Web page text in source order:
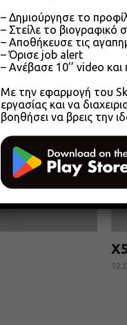
– Δημιούργησε το
– Στείλε το βιογραφικό
– Αποθήκευσε τις
– Όρισε job alert
– Ανέβασε 10’’ video
Με την εφαρμογή του
εργασίας και να
βοηθήσει να βρεις την